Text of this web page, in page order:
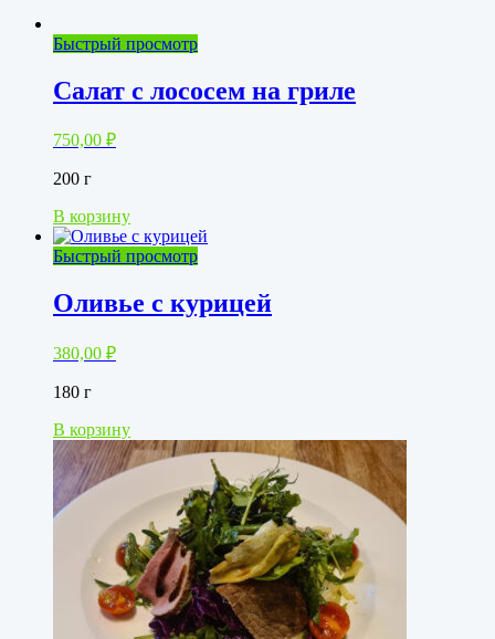
Быстрый просмотр
Салат с лососем на гриле
750,00 ₽
200 г
В корзину
Быстрый просмотр
Оливье с курицей
380,00 ₽
180 г
В корзину